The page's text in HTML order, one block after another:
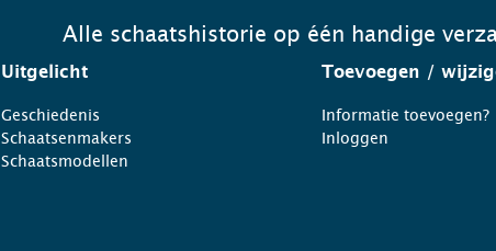
Alle schaatshistorie op één handige
Uitgelicht
Geschiedenis
Schaatsenmakers
Schaatsmodellen
Toevoegen /
Informatie toevoegen?
Inloggen